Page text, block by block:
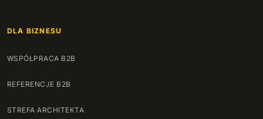
DLA BIZNESU
WSPÓŁPRACA B2B
REFERENCJE B2B
STREFA ARCHITEKTA